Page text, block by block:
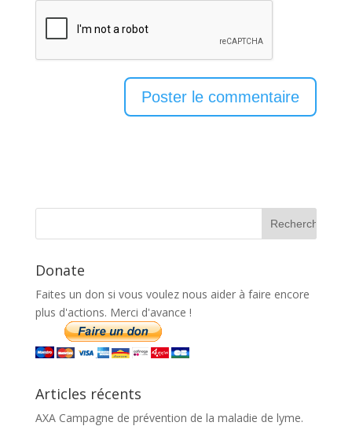
Donate
Faites un don si vous voulez nous aider à faire encore
plus d'actions. Merci d'avance !
Articles récents
AXA Campagne de prévention de la maladie de lyme.